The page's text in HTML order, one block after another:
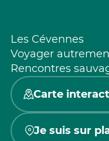
Les Cévennes
Voyager
Rencontres
Carte
Je suis sur